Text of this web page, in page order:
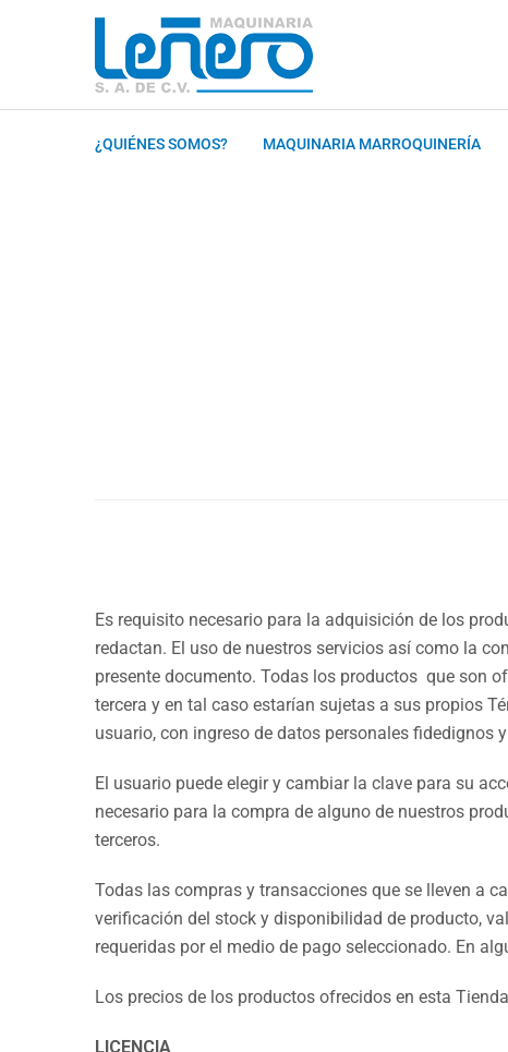
¿QUIÉNES SOMOS? MAQUINARIA MARROQUINERÍA
Es requisito necesario para la adquisición de los
redactan. El uso de nuestros servicios así como la
presente documento. Todas los productos que son
tercera y en tal caso estarían sujetas a sus propios
usuario, con ingreso de datos personales fidedignos
El usuario puede elegir y cambiar la clave para su
necesario para la compra de alguno de nuestros
terceros.
Todas las compras y transacciones que se lleven a
verificación del stock y disponibilidad de producto,
requeridas por el medio de pago seleccionado. En
Los precios de los productos ofrecidos en esta
LICENCIA